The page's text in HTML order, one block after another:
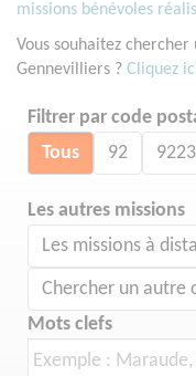
missions bénévoles
Vous souhaitez
Gennevilliers ? Cliquez
Filtrer par code
Tous 92
Les autres missions
Les missions à
Chercher un autre
Mots clefs